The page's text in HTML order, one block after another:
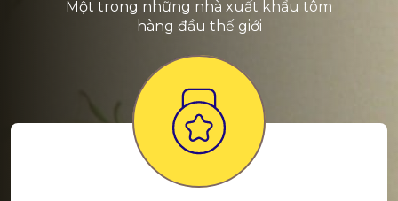
Một trong những nhà xuất khẩu tôm
hàng đầu thế giới